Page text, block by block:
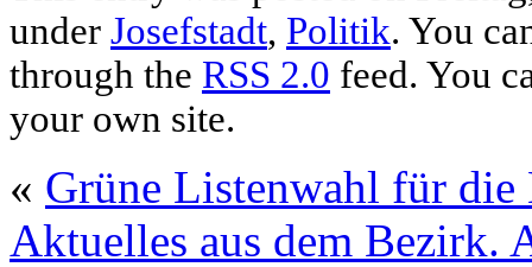
under Josefstadt, Politik. You
through the RSS 2.0 feed. You
your own site.
« Grüne Listenwahl für
Aktuelles aus dem Bezirk.